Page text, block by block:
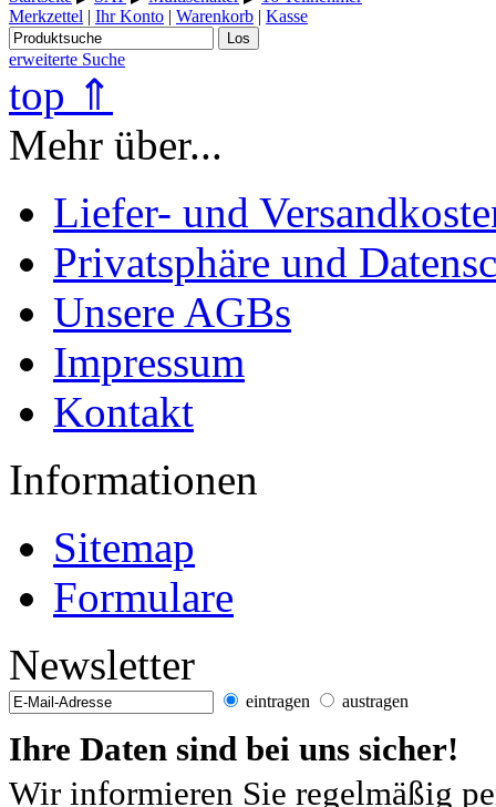
Merkzettel | Ihr Konto | Warenkorb | Kasse
Los
erweiterte Suche
top ⇑
Mehr über...
Liefer- und
Privatsphäre und
Unsere AGBs
Impressum
Kontakt
Informationen
Sitemap
Formulare
Newsletter
eintragen austragen
Ihre Daten sind bei uns sicher!
Wir informieren Sie regelmäßig